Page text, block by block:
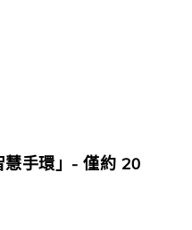
手環」- 僅約 20